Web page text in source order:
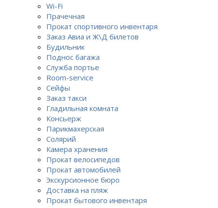
Wi-Fi
Прачечная
Прокат спортивного инвентаря
Заказ Авиа и Ж\Д билетов
Будильник
Поднос багажа
Служба портье
Room-service
Сейфы
Заказ такси
Гладильная комната
Консьерж
Парикмахерская
Солярий
Камера хранения
Прокат велосипедов
Прокат автомобилей
Экскурсионное бюро
Доставка на пляж
Прокат бытового инвентаря